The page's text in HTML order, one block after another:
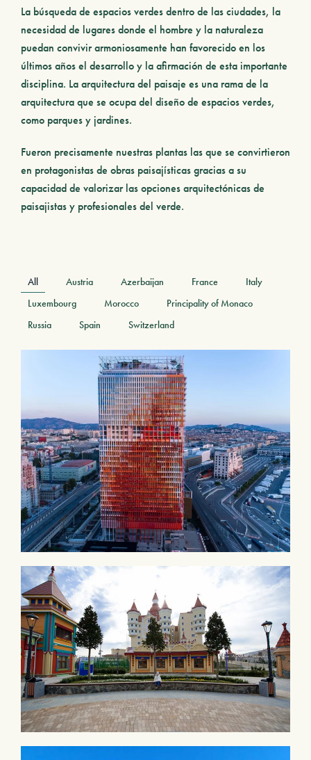
La búsqueda de espacios verdes dentro de las ciudades, la
necesidad de lugares donde el hombre y la naturaleza
puedan convivir armoniosamente han favorecido en los
últimos años el desarrollo y la afirmación de esta importante
disciplina. La arquitectura del paisaje es una rama de la
arquitectura que se ocupa del diseño de espacios verdes,
como parques y jardines.
Fueron precisamente nuestras plantas las que se convirtieron
en protagonistas de obras paisajísticasgracias a su
capacidad de valorizar las opciones arquitectónicas de
paisajistas y profesionales del verde.
All Austria Azerbaijan France
Italy
Luxembourg
Morocco
Principality of Monaco
Russia
Spain Switzerland